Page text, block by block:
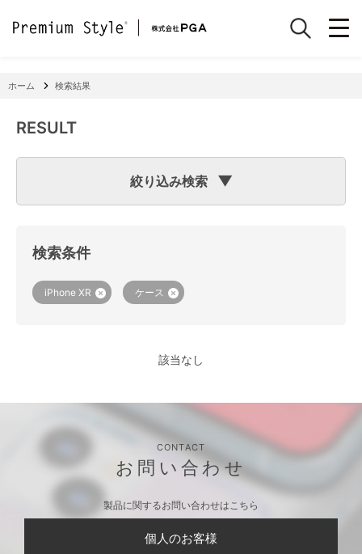
ホーム 検索結果
RESULT
絞り込み検索
ので、「適合機種
機種で検索する場合は、『絞り込み検索(機種で探す)』
検索条件
iPhone XR ケース
該当なし
CONTACT
お問い合わせ
製品に関するお問い合わせはこちら
個人のお客様